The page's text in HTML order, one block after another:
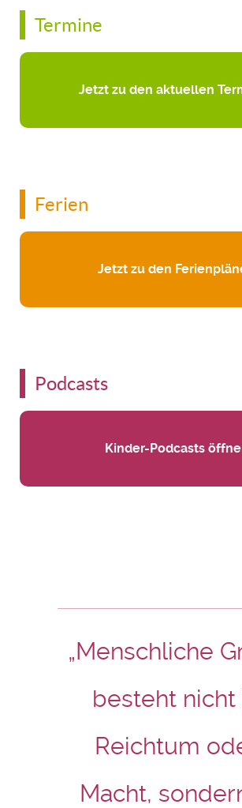
Termine
Jetzt zu den aktuellen
Ferien
Jetzt zu den
Podcasts
Kinder-Podcasts
„Menschliche
besteht nicht
Reichtum
Macht,